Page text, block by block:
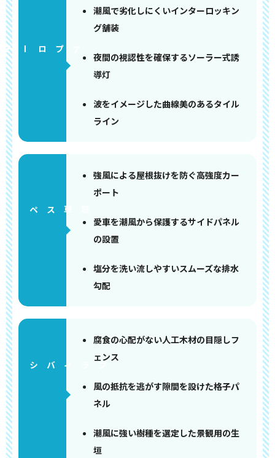
アプローチ
潮風で劣化しにくいインターロッキン
グ舗装
夜間の視認性を確保するソーラー式誘
導灯
波をイメージした曲線美のあるタイル
ライン
強風による屋根抜けを防ぐ高強度カー
ポート
愛車を潮風から保護するサイドパネル
の設置
塩分を洗い流しやすいスムーズな排水
勾配
腐食の心配がない人工木材の目隠しフ
ェンス
風の抵抗を逃がす隙間を設けた格子パ
ネル
潮風に強い樹種を選定した景観用の生
垣